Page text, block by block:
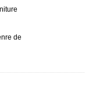
de